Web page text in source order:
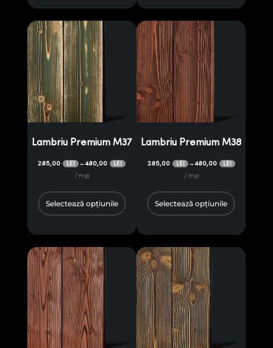
Lambriu Premium M37
285,00 LEI –480,00 LEI
/ mp
Selectează opțiunile
Lambriu Premium M38
285,00 LEI –480,00 LEI
/ mp
Selectează opțiunile